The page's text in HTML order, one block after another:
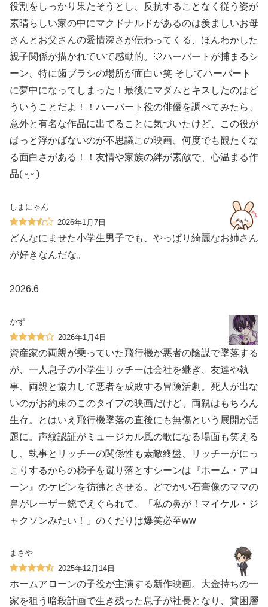
役割をしっかり果たそうとし、反抗することなく従う姿が
素晴らしい家の中にマクドナルドがあるのは羨ましい️お母
さんとお父さんの愛情深さが伝わってくる、ほんわかした
親子関係が描かれていて感動的。🤍ハーバートが捕まるシ
ーン、特に歯ブラシの場所が面白い笑 そしてハーバート
に夢中になってしまった！最後にマダムとキスしたのはど
ういうことだよ！！ハーバート役の俳優を調べてみたら、
意外と有名な作品に出てることに気づいたけど、この役が
ぱっと浮かばないのが不思議この映画、何度でも観たくな
る面白さがある！！友情や家族の絆が素敵で、心温まる作
品( ᵕ̩̩ ᵕ )
しまにゃん
2026年1月7日
どんなにませた小学生男子でも、やっぱり綺麗なお姉さん
が好きなんだな。
2026.6
かず
2026年1月4日
資産家の両親が乗っていた飛行機が悪者の陰謀で墜落する
が、一人息子の小学生リッチーは会社を継ぎ、友達や執
事、両親と協力して悪者を成敗する冒険活劇。死人が出な
いのがお約束のこのタイプの映画だけど、両親はもちろん
生存。とはいえ飛行機墜落の直後にも無傷という展開が話
題に。声紋認証がミュージカル風の歌になる場面も笑える
し、執事とリッチーの関係性も素敵️終盤、リッチーがにっ
こりするからの梯子を蹴り落とすシーンは『ホーム・アロ
ーン』のケビンを彷彿とさせる。どでかい石膏像のママの
鼻がレーザー銃でえぐられて、「私の鼻が！マイケル・ジ
ャクソンみたい！」のくだりは爆笑必至ww
まさや
2025年12月14日
ホームアローンの子役が主演する新作映画。大金持ちの一
家を狙う暗殺計画で生き残った息子が社長となり、貧困層